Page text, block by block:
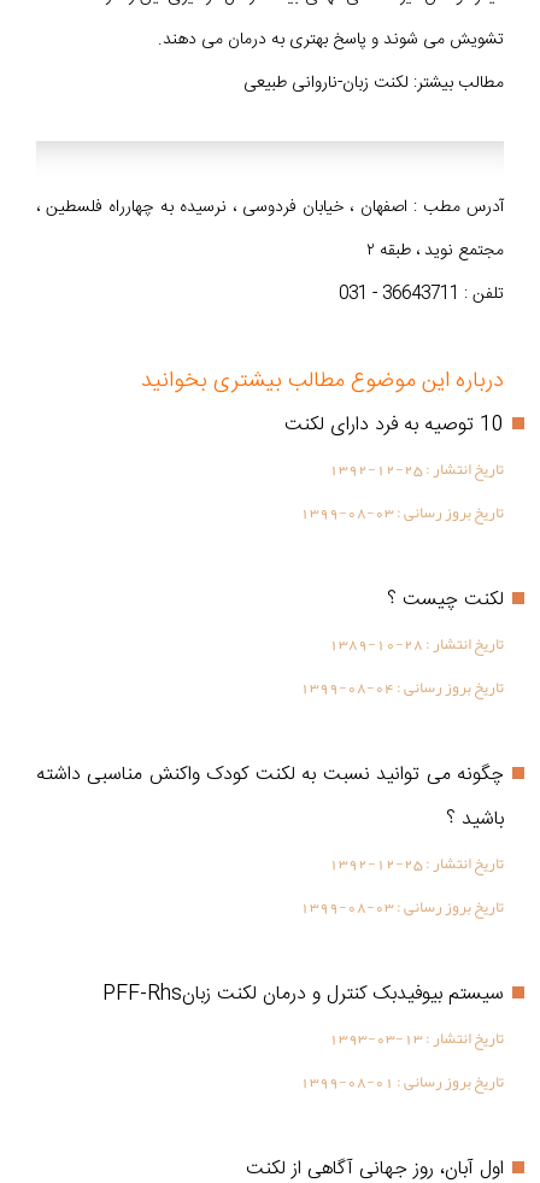
تشویش می شوند و پاسخ بهتری به درمان می دهند.
مطالب بیشتر: لکنت زبان-ناروانی طبیعی
آدرس مطب : اصفهان ، خیابان فردوسی ، نرسیده به چهارراه فلسطین ،
مجتمع نوید ، طبقه ۲
تلفن : 36643711 - 031
درباره این موضوع مطالب بیشتری بخوانید
10 توصیه به فرد دارای لکنت
تاریخ انتشار :1392-12-25
تاریخ بروز رسانی :1399-08-03
لکنت چیست ؟
تاریخ انتشار :1389-10-28
تاریخ بروز رسانی :1399-08-04
چگونه می توانید نسبت به لکنت کودک واکنش مناسبی داشته
باشید ؟
تاریخ انتشار :1392-12-25
تاریخ بروز رسانی :1399-08-03
سیستم بیوفیدبک کنترل و درمان لکنت زبانPFF-Rhs
تاریخ انتشار :1393-03-13
تاریخ بروز رسانی : 1399-08-01
اول آبان، روز جهانی آگاهی از لکنت